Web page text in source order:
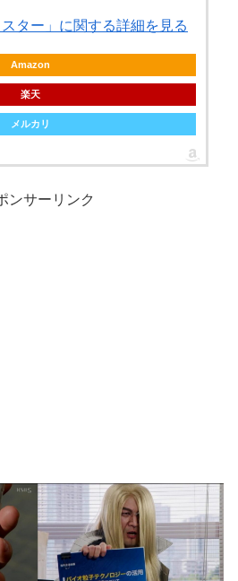
ター」に関する詳細を見る
Amazon
楽天
メルカリ
ンサーリンク